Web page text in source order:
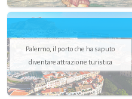
Palermo, il porto che ha saputo
diventare attrazione turistica